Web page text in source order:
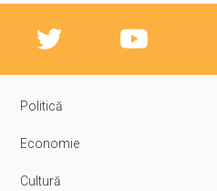
Politică
Economie
Cultură